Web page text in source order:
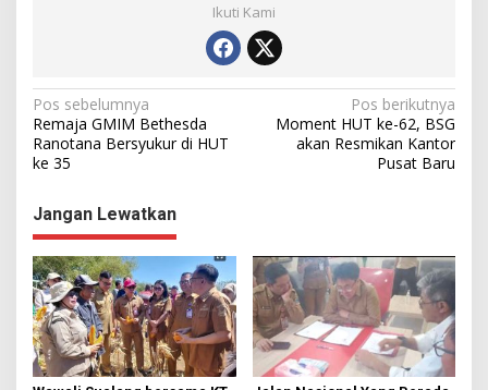
Ikuti Kami
N
a
v
i
g
a
s
i
p
Pos sebelumnya
Remaja GMIM Bethesda
Ranotana Bersyukur di HUT
ke 35
Pos berikutnya
Moment HUT ke-62, BSG
akan Resmikan Kantor
Pusat Baru
Jangan Lewatkan